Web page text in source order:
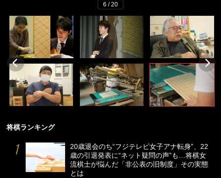
6 / 20
将棋ランキング
20歳退会のち“フジテレビ女子アナ転身”、22
歳の引退発表に“ネット疑問の声”も…将棋女
流棋士が悩んだ「非公表の旧制度」その実態
とは